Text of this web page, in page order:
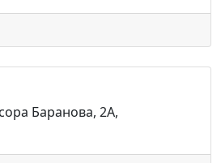
Баранова, 2А,